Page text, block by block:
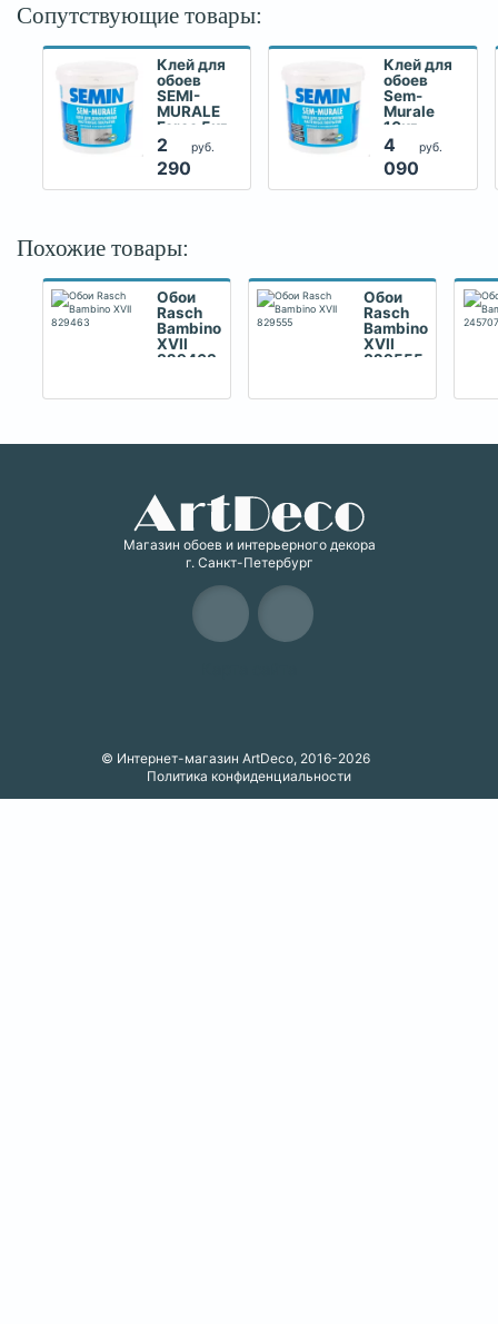
Сопутствующие товары:
Клей для
обоев
SEMI-
MURALE
Force 5кг
2
290
руб.
Клей для
обоев
Sem-
Murale
10кг
4
090
руб.
Похожие товары:
Обои
Rasch
Bambino
XVII
829463
Обои
Rasch
Bambino
XVII
829555
Магазин обоев и интерьерного декора
г. Санкт-Петербург
© Интернет-магазин ArtDeco, 2016-2026
Политика конфиденциальности